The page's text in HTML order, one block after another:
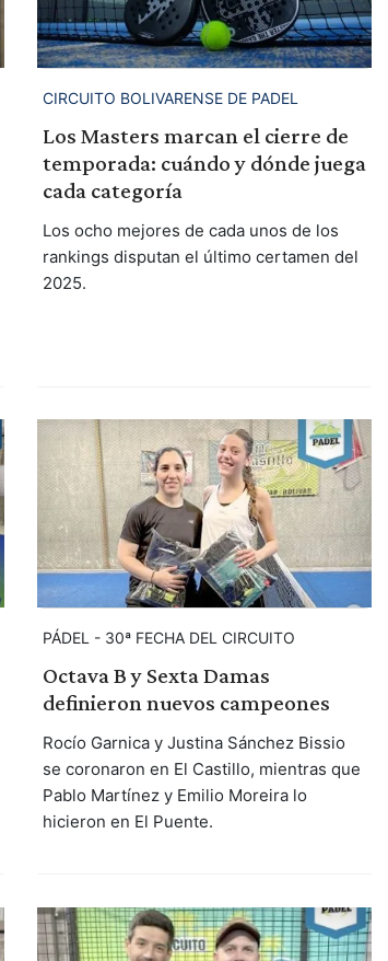
CIRCUITO BOLIVARENSE DE PADEL
Los Masters marcan el cierre de
temporada: cuándo y dónde juega
cada categoría
Los ocho mejores de cada unos de los
rankings disputan el último certamen del
2025.
PÁDEL - 30ª FECHA DEL CIRCUITO
Octava B y Sexta Damas
definieron nuevos campeones
Rocío Garnica y Justina Sánchez Bissio
se coronaron en El Castillo, mientras que
Pablo Martínez y Emilio Moreira lo
hicieron en El Puente.